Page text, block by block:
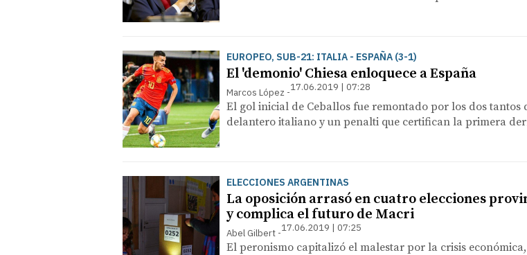
EUROPEO, SUB-21: ITALIA - ESPAÑA (3-1)
El 'demonio' Chiesa enloquece a España
Marcos López 17.06.2019 | 07:28
El gol inicial de Ceballos fue remontado por los dos tantos
delantero italiano y un penalti que certifican la primera
ELECCIONES ARGENTINAS
La oposición arrasó en cuatro elecciones
y complica el futuro de Macri
Abel Gilbert 17.06.2019 | 07:25
El peronismo capitalizó el malestar por la crisis económica,